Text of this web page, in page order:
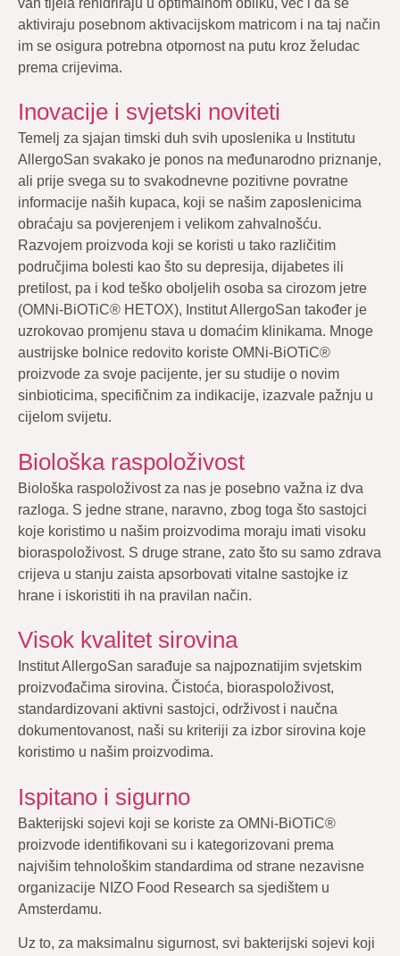
aktiviraju posebnom aktivacijskom matricom i na taj način
im se osigura potrebna otpornost na putu kroz želudac
prema crijevima.
Inovacije i svjetski noviteti
Temelj za sjajan timski duh svih uposlenika u Institutu
AllergoSan svakako je ponos na međunarodno priznanje,
ali prije svega su to svakodnevne pozitivne povratne
informacije naših kupaca, koji se našim zaposlenicima
obraćaju sa povjerenjem i velikom zahvalnošću.
Razvojem proizvoda koji se koristi u tako različitim
područjima bolesti kao što su depresija, dijabetes ili
pretilost, pa i kod teško oboljelih osoba sa cirozom jetre
(OMNi-BiOTiC® HETOX), Institut AllergoSan također je
uzrokovao promjenu stava u domaćim klinikama. Mnoge
austrijske bolnice redovito koriste OMNi-BiOTiC®
proizvode za svoje pacijente, jer su studije o novim
sinbioticima, specifičnim za indikacije, izazvale pažnju u
cijelom svijetu.
Biološka raspoloživost
Biološka raspoloživost za nas je posebno važna iz dva
razloga. S jedne strane, naravno, zbog toga što sastojci
koje koristimo u našim proizvodima moraju imati visoku
bioraspoloživost. S druge strane, zato što su samo zdrava
crijeva u stanju zaista apsorbovati vitalne sastojke iz
hrane i iskoristiti ih na pravilan način.
Visok kvalitet sirovina
Institut AllergoSan sarađuje sa najpoznatijim svjetskim
proizvođačima sirovina. Čistoća, bioraspoloživost,
standardizovani aktivni sastojci, održivost i naučna
dokumentovanost, naši su kriteriji za izbor sirovina koje
koristimo u našim proizvodima.
Ispitano i sigurno
Bakterijski sojevi koji se koriste za OMNi-BiOTiC®
proizvode identifikovani su i kategorizovani prema
najvišim tehnološkim standardima od strane nezavisne
organizacije NIZO Food Research sa sjedištem u
Amsterdamu.
Uz to, za maksimalnu sigurnost, svi bakterijski sojevi koji